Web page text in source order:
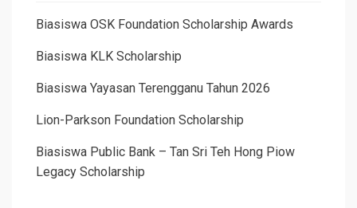
Biasiswa OSK Foundation Scholarship Awards
Biasiswa KLK Scholarship
Biasiswa Yayasan Terengganu Tahun 2026
Lion-Parkson Foundation Scholarship
Biasiswa Public Bank – Tan Sri Teh Hong Piow
Legacy Scholarship